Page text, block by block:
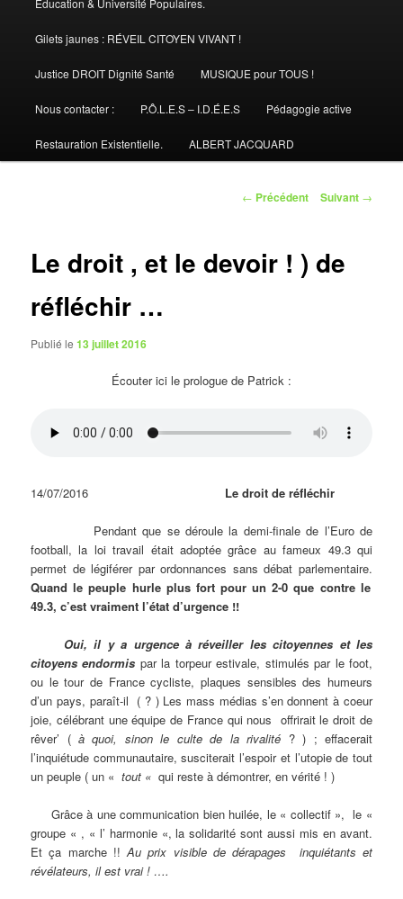
Gilets jaunes : RÉVEIL CITOYEN VIVANT !
Justice DROIT Dignité Santé MUSIQUE pour TOUS !
Nous contacter : P.Ô.L.E.S – I.D.É.E.S Pédagogie active
Restauration Existentielle. ALBERT JACQUARD
Navigation
← Précédent Suivant →
Le droit , et le devoir ! ) de
réfléchir …
Publié le13 juillet 2016
Écouter ici le prologue de Patrick :
14/07/2016 Le droit de réfléchir
Pendant que se déroule la demi-finale de l’Euro de
football, la loi travail était adoptée grâce au fameux 49.3 qui
permet de légiférer par ordonnances sans débat parlementaire.
Quand le peuple hurle plus fort pour un 2-0 que contre le
49.3, c’est vraiment l’état d’urgence !!
Oui, il y a urgence à réveiller les citoyennes et les
citoyens endormis par la torpeur estivale, stimulés par le foot,
ou le tour de France cycliste, plaques sensibles des humeurs
d’un pays, paraît-il ( ? ) Les mass médias s’en donnent à coeur
joie, célébrant une équipe de France qui nous offrirait le droit de
rêver’ ( à quoi, sinon le culte de la rivalité ? ) ; effacerait
l’inquiétude communautaire, susciterait l’espoir et l’utopie de tout
un peuple ( un « tout « qui reste à démontrer, en vérité ! )
Grâce à une communication bien huilée, le « collectif », le «
groupe « , « l’ harmonie «, la solidarité sont aussi mis en avant.
Et ça marche !! Au prix visible de dérapages inquiétants et
révélateurs, il est vrai ! ….